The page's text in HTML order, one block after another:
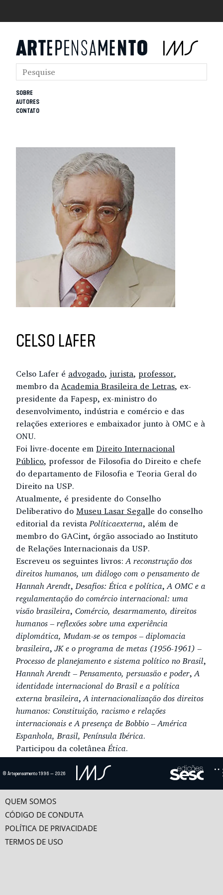
SOBRE
AUTORES
CONTATO
Ensaio(s) e vídeo(s)
A MENTIRA: UM CAPÍTULO DAS RELAÇÕES ENTRE A ÉTICA E A POLÍTICA
A questão da relação entre verdade e política é clássica e, nem por isso, menos
CELSO LAFER
Celso Lafer é advogado, jurista, professor,
membro daAcademia Brasileira de Letras, ex-
presidente da Fapesp, ex-ministro do
desenvolvimento, indústria e comércio e das
relações exteriores e embaixador junto à OMC e à
ONU.
Foi livre-docente em Direito Internacional
Público, professor de Filosofia do Direito e chefe
do departamento de Filosofia e Teoria Geral do
Direito na USP.
Atualmente, é presidente do Conselho
Deliberativo do Museu Lasar Segalle do conselho
editorial da revistaPolíticaexterna, além de
membro do GACint, órgão associado ao Instituto
de Relações Internacionais da USP.
Escreveu os seguintes livros:A reconstrução dos
direitos humanos, um diálogo com o pensamento de
Hannah Arendt,Desafios: Ética e política,A OMC e a
regulamentação do comércio internacional: uma
visão brasileira, Comércio, desarmamento, direitos
humanos – reflexões sobre uma experiência
diplomática, Mudam-se os tempos – diplomacia
brasileira,JK e o programa de metas (1956-1961) –
Processo de planejamento e sistema político no Brasil,
Hannah Arendt – Pensamento, persuasão e poder,A
identidade internacional do Brasil e a política
externa brasileira,A internacionalização dos direitos
humanos: Constituição, racismo e relações
internacionais e A presença de Bobbio – América
Espanhola, Brasil, Península Ibérica.
Participou da coletâneaÉtica.
© Artepensamento 1996 — 2026
QUEM SOMOS
CÓDIGO DE CONDUTA
POLÍTICA DE PRIVACIDADE
TERMOS DE USO